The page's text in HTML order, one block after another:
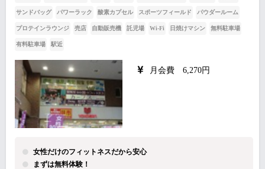
サンドバッグ パワーラック 酸素カプセル スポーツフィールド パウダールーム
プロテインラウンジ 売店 自動販売機 託児場 Wi-Fi 日焼けマシン 無料駐車場
有料駐車場 駅近
月会費 6,270円
女性だけのフィットネスだから安心
まずは無料体験！